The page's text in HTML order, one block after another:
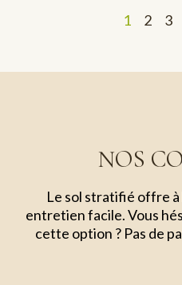
1 2 3
NOS
Le sol stratifié offre à
entretien facile. Vous
cette option ? Pas de